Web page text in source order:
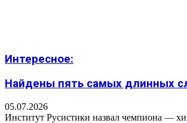
Интересное:
Найдены пять самых длинных
05.07.2026
Институт Русистики назвал чемпиона —